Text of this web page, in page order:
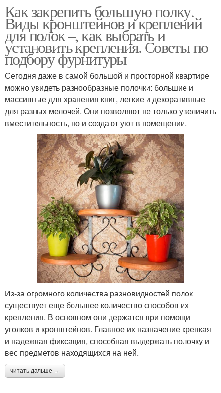
Как закрепить большую полку.
Виды кронштейнов и креплений
для полок –, как выбрать и
установить крепления. Советы по
подбору фурнитуры
Сегодня даже в самой большой и просторной квартире
можно увидеть разнообразные полочки: большие и
массивные для хранения книг, легкие и декоративные
для разных мелочей. Они позволяют не только увеличить
вместительность, но и создают уют в помещении.
Из-за огромного количества разновидностей полок
существует еще большее количество способов их
крепления. В основном они держатся при помощи
уголков и кронштейнов. Главное их назначение крепкая
и надежная фиксация, способная выдержать полочку и
вес предметов находящихся на ней.
читать дальше →